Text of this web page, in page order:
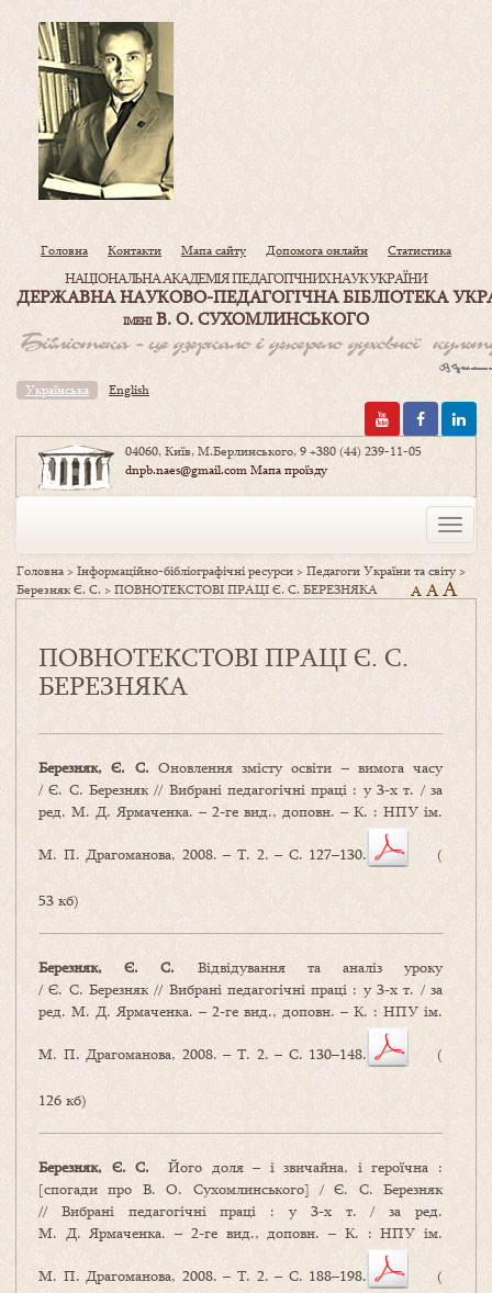
Головна Контакти Мапа сайту Допомога онлайн Статистика
НАЦІОНАЛЬНА АКАДЕМІЯ ПЕДАГОГІЧНИХ НАУК УКРАЇНИ
ДЕРЖАВНА НАУКОВО-ПЕДАГОГІЧНА БІБЛІОТЕКА
ІМЕНІВ. О. СУХОМЛИНСЬКОГО
Українська English
04060, Київ, М.Берлинського, 9+380 (44) 239-11-05
dnpb.naes@gmail.comМапа проїзду
Toggle
Головна >Інформаційно-бібліографічні ресурси >Педагоги України та світу>
Березняк Є. С. >ПОВНОТЕКСТОВІ ПРАЦІ Є. С. БЕРЕЗНЯКА A AA
ПОВНОТЕКСТОВІ ПРАЦІ Є. С.
БЕРЕЗНЯКА
Березняк, Є. С. Оновлення змісту освіти – вимога часу
/ Є. С. Березняк // Вибрані педагогічні праці : у 3-х т. / за
ред. М. Д. Ярмаченка. – 2-ге вид., доповн. – К. : НПУ ім.
М. П. Драгоманова, 2008. – Т. 2. – С. 127–130. (
53 кб)
Березняк, Є. С. Відвідування та аналіз уроку
/ Є. С. Березняк // Вибрані педагогічні праці : у 3-х т. / за
ред. М. Д. Ярмаченка. – 2-ге вид., доповн. – К. : НПУ ім.
М. П. Драгоманова, 2008. – Т. 2. – С. 130–148. (
126 кб)
Березняк, Є. С.Його доля – і звичайна, і героїчна :
[спогади про В. О. Сухомлинського] / Є. С. Березняк
// Вибрані педагогічні праці : у 3-х т. / за ред.
М. Д. Ярмаченка. – 2-ге вид., доповн. – К. : НПУ ім.
М. П. Драгоманова, 2008. – Т. 2. – С. 188–198. (